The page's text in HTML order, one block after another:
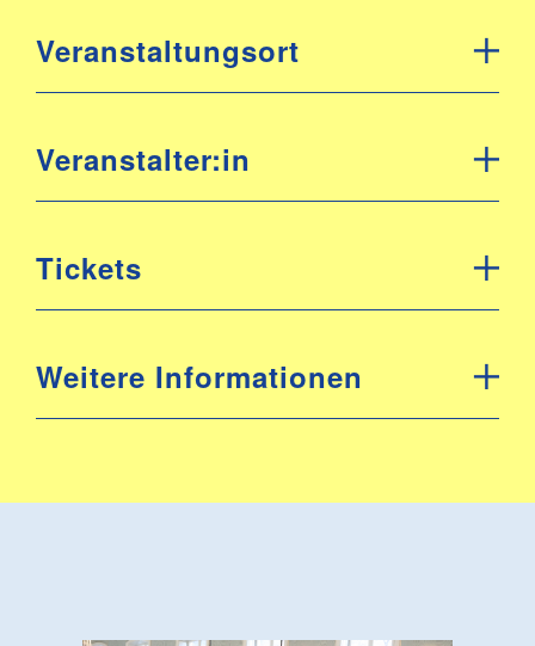
Veranstaltungsort
Veranstalter:in
Tickets
Weitere Informationen